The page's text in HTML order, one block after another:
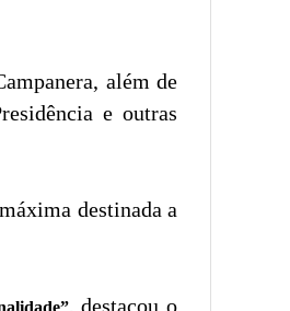
além de
e outras
destinada a
, destacou o